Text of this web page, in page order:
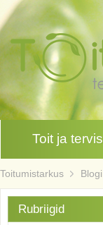
Toit ja tervis
Toitumistarkus Blogi
Rubriigid